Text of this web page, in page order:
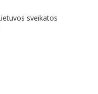
sveikatos